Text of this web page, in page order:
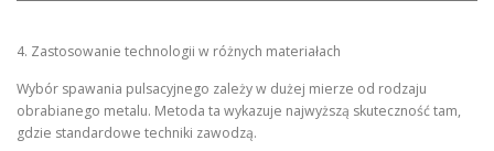
4. Zastosowanie technologii w różnych materiałach
Wybór spawania pulsacyjnego zależy w dużej mierze od rodzaju
obrabianego metalu. Metoda ta wykazuje najwyższą skuteczność tam,
gdzie standardowe techniki zawodzą.